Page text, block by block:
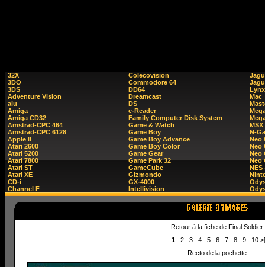
32X
3DO
3DS
Adventure Vision
alu
Amiga
Amiga CD32
Amstrad-CPC 464
Amstrad-CPC 6128
Apple II
Atari 2600
Atari 5200
Atari 7800
Atari ST
Atari XE
CD-i
Channel F
Colecovision
Commodore 64
DD64
Dreamcast
DS
e-Reader
Family Computer Disk System
Game & Watch
Game Boy
Game Boy Advance
Game Boy Color
Game Gear
Game Park 32
GameCube
Gizmondo
GX-4000
Intellivision
Lynx
Mac
MSX
N-
Neo
Neo
Neo
Neo
NES
Retour à la fiche de Final Soldier
1
2 3 4 5 6 7 8 9 10 >]
Recto de la pochette